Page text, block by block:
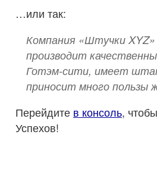
…или так:
Компания «Штучки XYZ»
производит
Готэм-сити, имеет
приносит много пользы
Перейдите в консоль,
Успехов!